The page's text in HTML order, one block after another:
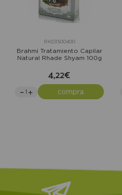
RHD3500400
Brahmi Tratamiento Capilar
Natural Rhade Shyam 100g
4,22€
compra